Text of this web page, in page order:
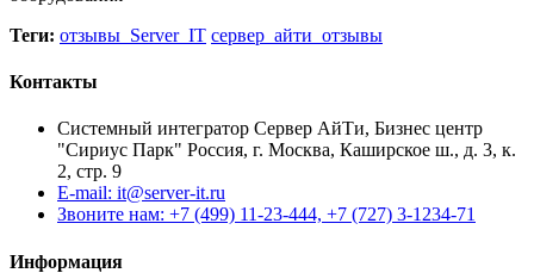
Теги: отзывы_Server_IT сервер_айти_отзывы
Контакты
Системный интегратор Сервер АйТи, Бизнес центр
"Сириус Парк" Россия, г. Москва, Каширское ш., д. 3, к.
2, стр. 9
E-mail: it@server-it.ru
Звоните нам: +7 (499) 11-23-444, +7 (727) 3-1234-71
Информация